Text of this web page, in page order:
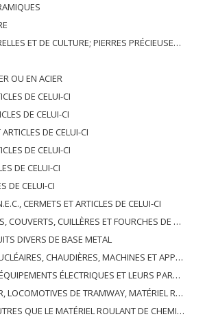
SEMI-PRÉCIEUSES; MÉTAUX PRÉCIEUX, PLAQUÉS OU DOUBLÉS DE MÉTAUX PRÉCIEUX ET OUVRAGES EN CES MATIÈRES; IMITATION BIJOUTERIE; PIÈCE DE MONNAIE
OU EN ACIER
DE CELUI-CI
DE CELUI-CI
DE CELUI-CI
DE CELUI-CI
DE CELUI-CI
DE CELUI-CI
CERMETS ET ARTICLES DE CELUI-CI
ET FOURCHES DE MÉTAUX DE BASE; PARTIES DE CELLES-CI, EN METAL DE BASE
DIVERS DE BASE METAL
MACHINES ET APPAREILS MÉCANIQUES; PARTIES DE CELLES-CI
ET REPRODUCTEURS SONORES; APPAREILS D'ENREGISTREMENT OU DE REPRODUCTION DES IMAGES ET DU SON EN TÉLÉVISION, PIÈCES ET ACCESSOIRES DE TELS ARTICLES
PARTIES; RACCORDS DE CHEMIN DE FER OU DE TRAMWAY ET RACCORDS ET PIÈCES DE CELLES-CI; ÉQUIPEMENT DE SIGNALISATION DE TRAFIC MÉCANIQUE (Y COMPRIS ÉLECTRO-MÉCANIQUE) DE TOUS TYPES
ROULANT DE CHEMIN DE FER OU DE TRAMWAY, ET LEURS PIÈCES ET ACCESSOIRES